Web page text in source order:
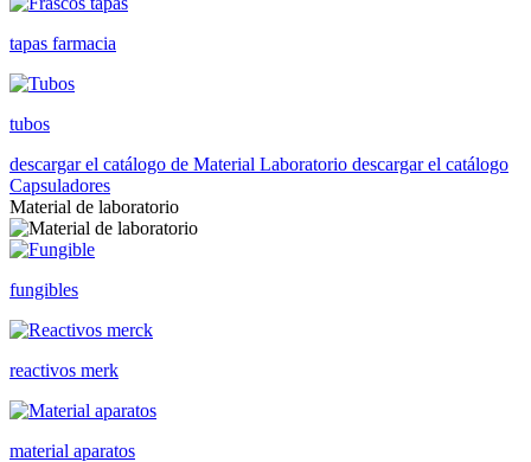
tapas farmacia
tubos
descargar el catálogo de Material Laboratorio descargar el catálogo
Capsuladores
Material de laboratorio
fungibles
reactivos merk
material aparatos